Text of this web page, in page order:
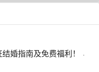
婚指南及免费福利！
·